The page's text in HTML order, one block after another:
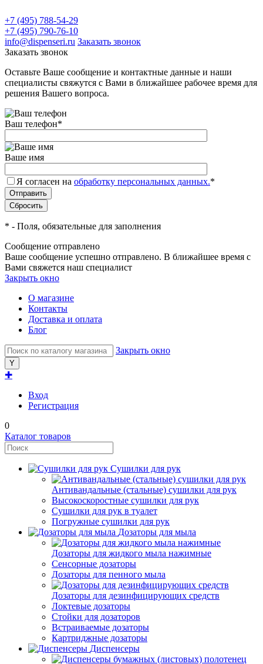
+7 (495) 788-54-29
+7 (495) 790-76-10
info@dispenseri.ru Заказать звонок
Заказать звонок
Оставьте Ваше сообщение и контактные данные и наши
специалисты свяжутся с Вами в ближайшее рабочее время для
решения Вашего вопроса.
Ваш телефон*
Ваше имя
Я согласен на обработку персональных данных.*
* - Поля, обязательные для заполнения
Сообщение отправлено
Ваше сообщение успешно отправлено. В ближайшее время с
Вами свяжется наш специалист
Закрыть окно
О магазине
Контакты
Доставка и оплата
Блог
Закрыть окно
✚
Вход
Регистрация
0
Каталог товаров
Сушилки для рук
Антивандальные (стальные) сушилки для рук
Высокоскоростные сушилки для рук
Сушилки для рук в туалет
Погружные сушилки для рук
Дозаторы для мыла
Дозаторы для жидкого мыла нажимные
Сенсорные дозаторы
Дозаторы для пенного мыла
Дозаторы для дезинфицирующих средств
Локтевые дозаторы
Стойки для дозаторов
Встраиваемые дозаторы
Картриджные дозаторы
Диспенсеры